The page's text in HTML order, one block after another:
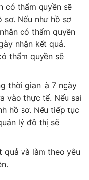
có thẩm quyền sẽ
sơ. Nếu như hồ sơ
có thẩm quyền
nhận kết quả.
thẩm quyền sẽ
thời gian là 7 ngày
vào thực tế. Nếu sai
hồ sơ. Nếu tiếp tục
lý đô thị sẽ
quả và làm theo yêu